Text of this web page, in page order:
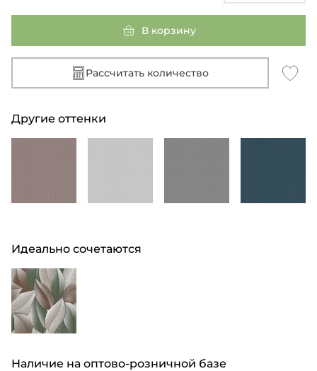
В корзину
Рассчитать количество
Другие оттенки
Идеально сочетаются
Наличие на оптово-розничной базе